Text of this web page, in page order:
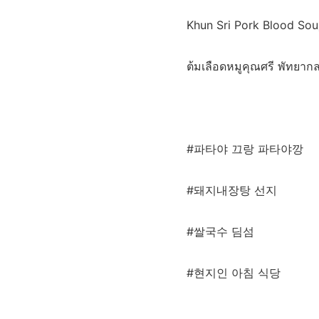
Khun Sri Pork Blood
ต้มเลือดหมูคุณศรี พัทยาก
#파타야 끄랑 파타야깡
#돼지내장탕 선지
#쌀국수 딤섬
#현지인 아침 식당